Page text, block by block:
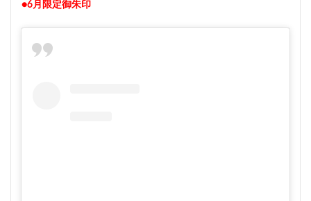
●6月限定御朱印